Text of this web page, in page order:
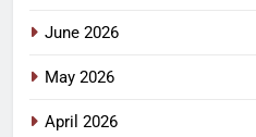
June 2026
May 2026
April 2026